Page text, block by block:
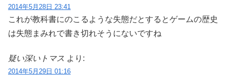
2014年5月28日 23:41
これが教科書にのこるような失態だとするとゲームの歴史
は失態まみれで書き切れそうにないですね
疑い深いトマス より:
2014年5月29日 01:16